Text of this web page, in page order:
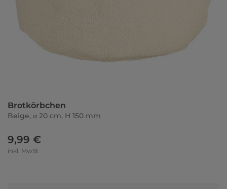
Brotkörbchen
Beige, ⌀ 20 cm, H 150 mm
9,99 €
inkl. MwSt